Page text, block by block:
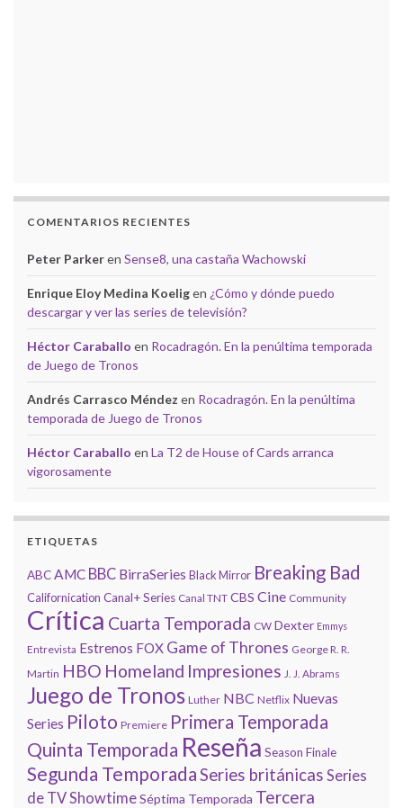
COMENTARIOS RECIENTES
Peter Parkeren Sense8, una castaña Wachowski
Enrique Eloy Medina Koeligen ¿Cómo y dónde puedo
descargar y ver las series de televisión?
Héctor Caraballo en Rocadragón. En la penúltima temporada
de Juego de Tronos
Andrés Carrasco Méndez en Rocadragón. En la penúltima
temporada de Juego de Tronos
Héctor Caraballo en La T2 de House of Cards arranca
vigorosamente
ETIQUETAS
ABC AMC BBC BirraSeries Black Mirror Breaking Bad
Californication Canal+ Series Canal TNT CBS Cine Community
Crítica Cuarta Temporada CW Dexter Emmys
Entrevista Estrenos FOX Game of Thrones George R. R.
Martin HBO Homeland Impresiones J. J. Abrams
Juego de Tronos Luther NBC Netflix Nuevas
Series Piloto Premiere Primera Temporada
Quinta Temporada Reseña Season Finale
Segunda TemporadaSeries británicas Series
de TVShowtimeSéptima Temporada Tercera